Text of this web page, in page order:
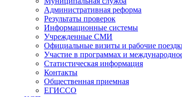
Административная реформа
Результаты проверок
Информационные системы
Учрежденные СМИ
Официальные визиты и рабочие
Участие в программах и
Статистическая информация
Контакты
Общественная приемная
ЕГИССО